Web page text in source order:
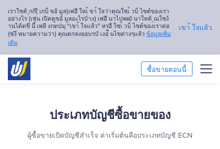
เราใชค้ ุกก้(ี เกบ็ ขอ้ มูล)เพ่อื ใหเ้ ขา้ ใจว่าคุณใชเ้ วบ็ ไซต์ของเรา
อย่างไร (เช่น เปิดดูขอ้ มูลอะไรบ้าง) เพ่อื นาไปพฒั นาใหค้ ุณใชง้
านได้ดขี นึ้ เพยี งกดป่มุ “เขา้ ใจแล้ว” หรอื ใชเ้ วบ็ ไซต์ของเราต่อ
(ซ่งึ หมายความว่า) คุณตกลงยอบรบั เงอ่ื นไขต่างๆแล้ว ข้อมูลเพิ่ม
เติม
เขา้ ใจแล้ว
ซื้อขายตอนนี้
ประเภทบัญชีซื้อขายของ
ผู้ซื้อขายเปิดบัญชีสำเร็จ ค่าเริ่มต้นคือประเภทบัญชี ECN